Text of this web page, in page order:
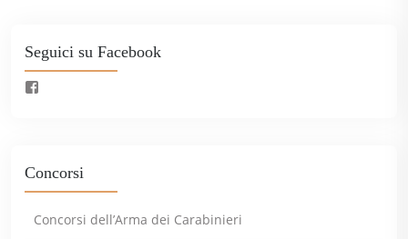
Seguici su Facebook
Concorsi
Concorsi dell’Arma dei Carabinieri